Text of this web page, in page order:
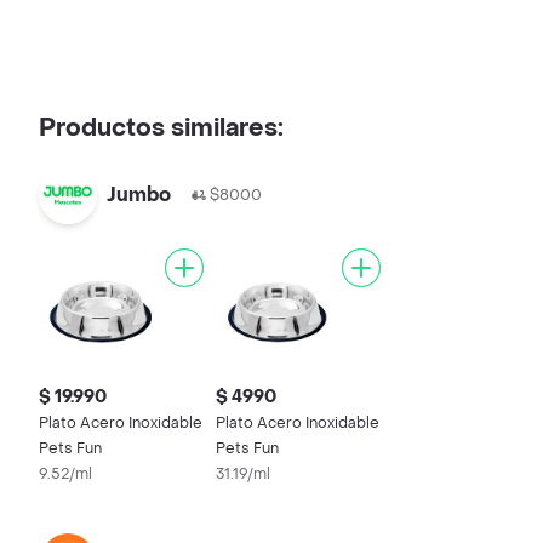
Productos similares:
Jumbo $8000
$ 19.990
Plato Acero Inoxidable
Pets Fun
9.52/ml
$ 4990
Plato Acero Inoxidable
Pets Fun
31.19/ml